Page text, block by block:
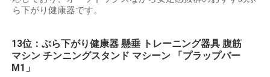
ら下がり健康器です。
13位：ぶら下がり健康器 懸垂 トレーニング器具 腹筋
マシン チンニングスタンド マシーン 「プラップバー
M1」